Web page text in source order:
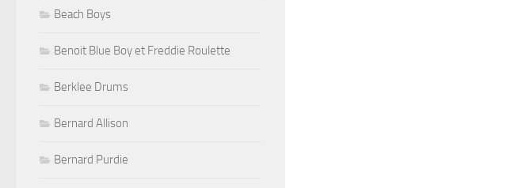
Beach Boys
Benoit Blue Boy et Freddie Roulette
Berklee Drums
Bernard Allison
Bernard Purdie